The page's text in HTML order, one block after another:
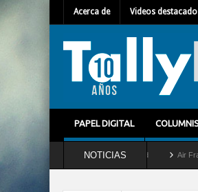
Acerca de Videos
PAPEL DIGITAL
NOTICIAS
del servicio al C-2 Greyhound Air France-